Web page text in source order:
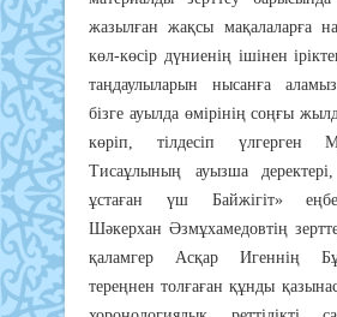
жазылған жақсы мақалаларға
көл-көсір дүниенің ішінен
таңдаулыларын нысанға
бізге ауылда өмірінің соңғы
көріп, тілдесіп үлгерген
Тисаұлының ауызша
ұстаған үш Байжігіт»
Шәкерхан Әзмұхамедовтің
қаламгер Асқар Игеннің
тереңнен толғаған құнды